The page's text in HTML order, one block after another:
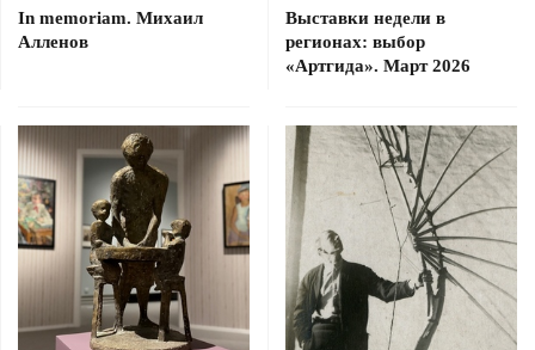
In memoriam. Михаил
Алленов
Выставки недели в
регионах: выбор
«Артгида». Март 2026